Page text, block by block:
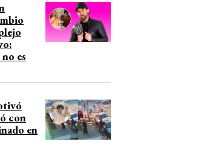
es
con
en